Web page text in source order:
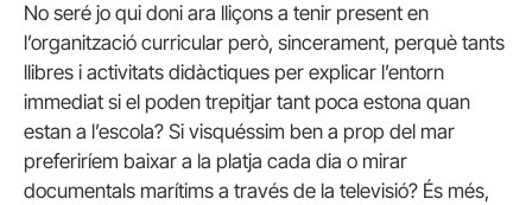
No seré jo qui doni ara lliçons a tenir present en
l’organització curricular però, sincerament, perquè tants
llibres i activitats didàctiques per explicar l’entorn
immediat si el poden trepitjar tant poca estona quan
estan a l’escola? Si visquéssim ben a prop del mar
preferiríem baixar a la platja cada dia o mirar
documentals marítims a través de la televisió? És més,